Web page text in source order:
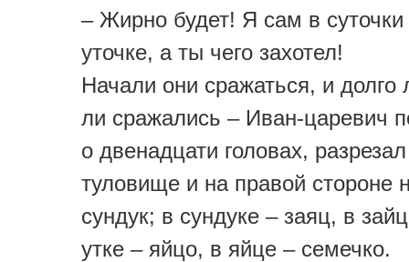
– Жирно будет! Я сам в
уточке, а ты чего захотел!
Начали они сражаться, и долго
ли сражались – Иван-царевич
о двенадцати головах, разрезал
туловище и на правой стороне
сундук; в сундуке – заяц, в
утке – яйцо, в яйце – семечко.